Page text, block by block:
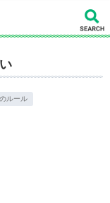
ルール